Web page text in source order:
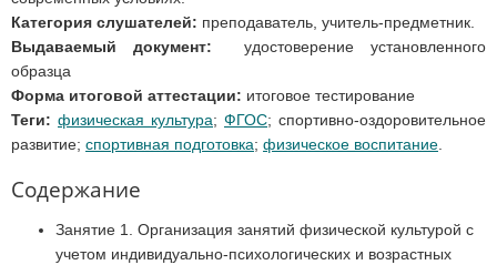
Категория слушателей: преподаватель, учитель-предметник.
Выдаваемый документ: удостоверение установленного
образца
Форма итоговой аттестации: итоговое тестирование
Теги: физическая культура; ФГОС; спортивно-оздоровительное
развитие; спортивная подготовка; физическое воспитание.
Содержание
Занятие 1. Организация занятий физической культурой с
учетом индивидуально-психологических и возрастных